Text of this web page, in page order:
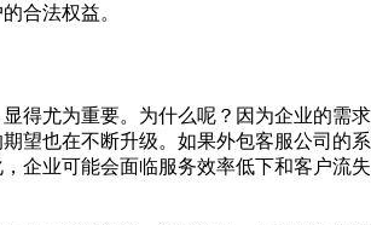
合法权益。
得尤为重要。为什么呢？因为企业的需求
望也在不断升级。如果外包客服公司的系
企业可能会面临服务效率低下和客户流失